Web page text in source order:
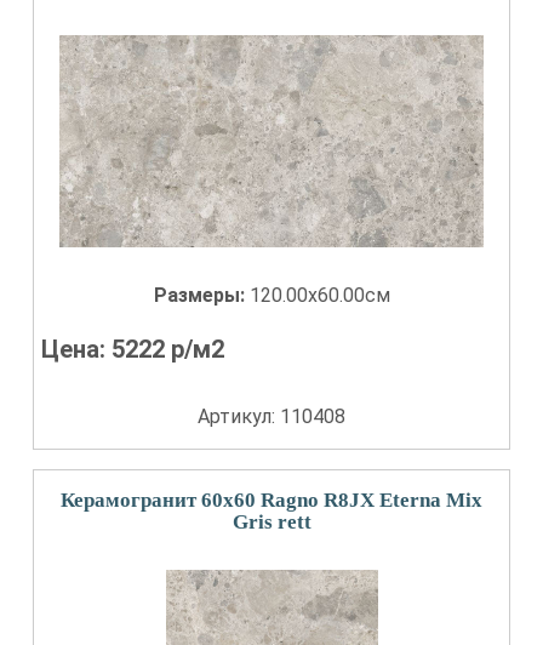
Размеры: 120.00x60.00см
Цена: 5222 р/м2
Артикул: 110408
Керамогранит 60x60 Ragno R8JX Eterna Mix
Gris rett